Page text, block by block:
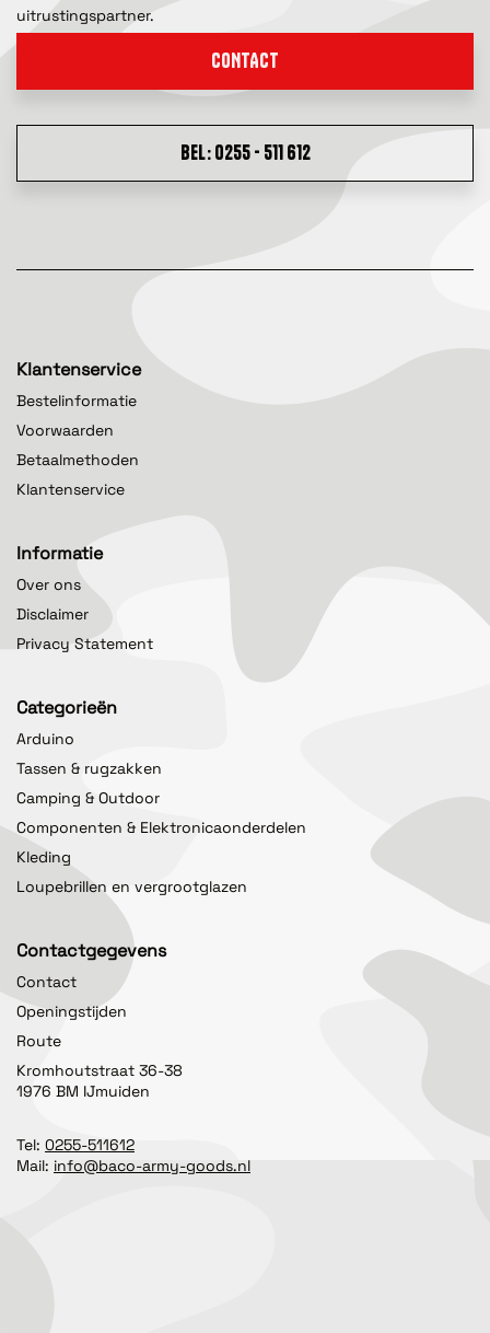
uitrustingspartner.
CONTACT
BEL: 0255 - 511 612
Klantenservice
Bestelinformatie
Voorwaarden
Betaalmethoden
Klantenservice
Informatie
Over ons
Disclaimer
Privacy Statement
Categorieën
Arduino
Tassen & rugzakken
Camping & Outdoor
Componenten & Elektronicaonderdelen
Kleding
Loupebrillen en vergrootglazen
Contactgegevens
Contact
Openingstijden
Route
Kromhoutstraat 36-38
1976 BM IJmuiden
Tel: 0255-511612
Mail: info@baco-army-goods.nl